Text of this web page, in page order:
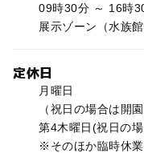
09時30分 ～ 16時
展示ゾーン（水族
定休日
月曜日
（祝日の場合は開園
第4木曜日(祝日の
※そのほか臨時休業